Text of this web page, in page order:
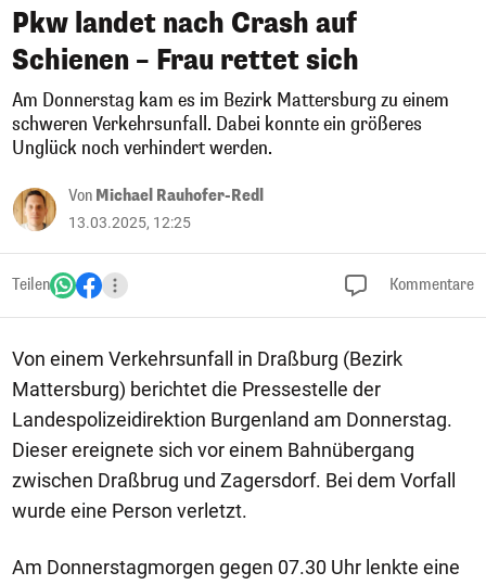
Pkw landet nach Crash auf
Schienen – Frau rettet sich
Am Donnerstag kam es im Bezirk Mattersburg zu einem
schweren Verkehrsunfall. Dabei konnte ein größeres
Unglück noch verhindert werden.
Von Michael Rauhofer-Redl
13.03.2025, 12:25
Teilen Kommentare
Von einem Verkehrsunfall in Draßburg (Bezirk
Mattersburg) berichtet die Pressestelle der
Landespolizeidirektion Burgenland am Donnerstag.
Dieser ereignete sich vor einem Bahnübergang
zwischen Draßbrug und Zagersdorf. Bei dem Vorfall
wurde eine Person verletzt.
Am Donnerstagmorgen gegen 07.30 Uhr lenkte eine